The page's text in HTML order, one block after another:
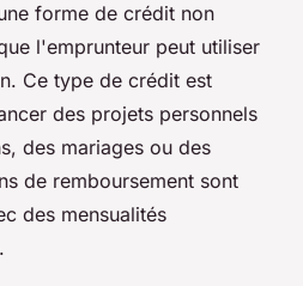
forme de crédit non
l'emprunteur peut utiliser
Ce type de crédit est
des projets personnels
des mariages ou des
de remboursement sont
des mensualités